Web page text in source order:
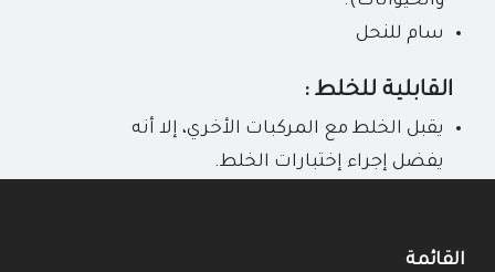
سام للنحل
القابلية للخلط :
يقبل الخلط مع المركبات الأخري، إلا أنه
يفضل إجراء إختبارات الخلط.
القائمة